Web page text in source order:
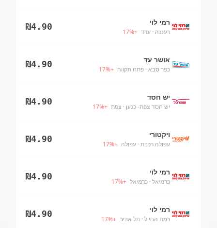
רמי לוי
רעננה · ערד +
17%
₪4.90
אושר עד
כפר סבא · פתח תקווה +
17%
₪4.90
יש חסד
יש חסד צפת- כנען · צפת +
17%
₪4.90
ויקטורי
עפולה רכבת · עפולה +
17%
₪4.90
רמי לוי
כרמיאל · כרמיאל +
17%
₪4.90
רמי לוי
רמת החייל · תל אביב +
17%
₪4.90